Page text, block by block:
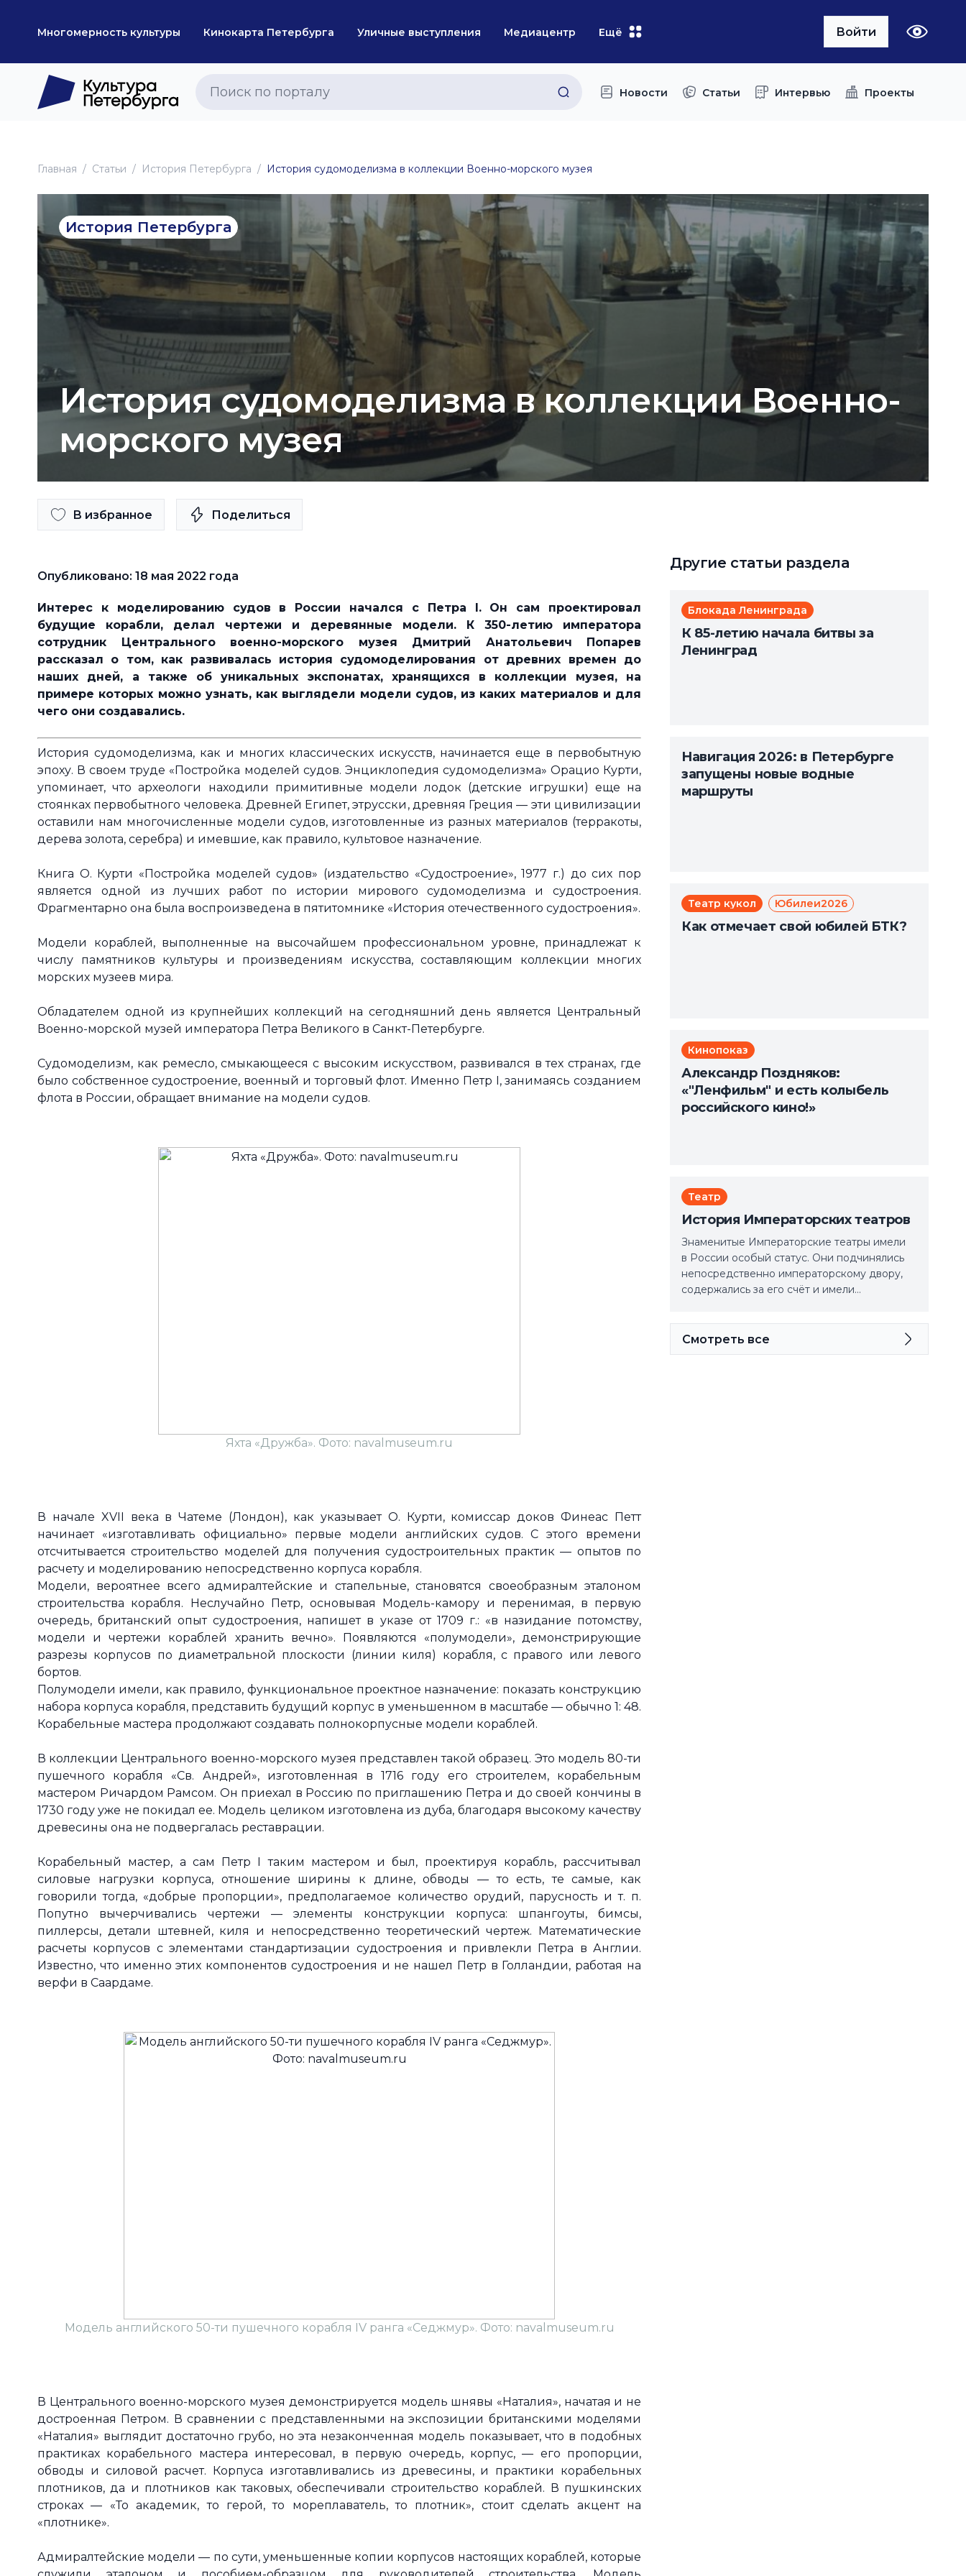
Многомерность культуры Кинокарта Петербурга Уличные выступления Медиацентр Ещё Войти
Новости Статьи Интервью Проекты
Главная Статьи История Петербурга История судомоделизма в коллекции Военно-морского музея
История Петербурга
История судомоделизма в коллекции Военно-
морского музея
В избранное Поделиться
Опубликовано: 18 мая 2022 года
Интерес к моделированию судов в России начался с Петра I. Он сам проектировал
будущие корабли, делал чертежи и деревянные модели. К 350-летию императора
сотрудник Центрального военно-морского музея Дмитрий Анатольевич Попарев
рассказал о том, как развивалась история судомоделирования от древних времен до
наших дней, а также об уникальных экспонатах, хранящихся в коллекции музея, на
примере которых можно узнать, как выглядели модели судов, из каких материалов и для
чего они создавались.
История судомоделизма, как и многих классических искусств, начинается еще в первобытную
эпоху. В своем труде «Постройка моделей судов. Энциклопедия судомоделизма» Орацио Курти,
упоминает, что археологи находили примитивные модели лодок (детские игрушки) еще на
стоянках первобытного человека. Древней Египет, этрусски, древняя Греция — эти цивилизации
оставили нам многочисленные модели судов, изготовленные из разных материалов (терракоты,
дерева золота, серебра) и имевшие, как правило, культовое назначение.
Книга О. Курти «Постройка моделей судов» (издательство «Судостроение», 1977 г.) до сих пор
является одной из лучших работ по истории мирового судомоделизма и судостроения.
Фрагментарно она была воспроизведена в пятитомнике «История отечественного судостроения».
Модели кораблей, выполненные на высочайшем профессиональном уровне, принадлежат к
числу памятников культуры и произведениям искусства, составляющим коллекции многих
морских музеев мира.
Обладателем одной из крупнейших коллекций на сегодняшний день является Центральный
Военно-морской музей императора Петра Великого в Санкт-Петербурге.
Судомоделизм, как ремесло, смыкающееся с высоким искусством, развивался в тех странах, где
было собственное судостроение, военный и торговый флот. Именно Петр I, занимаясь созданием
флота в России, обращает внимание на модели судов.
Яхта «Дружба». Фото: navalmuseum.ru
В начале XVII века в Чатеме (Лондон), как указывает О. Курти, комиссар доков Финеас Петт
начинает «изготавливать официально» первые модели английских судов. С этого времени
отсчитывается строительство моделей для получения судостроительных практик — опытов по
расчету и моделированию непосредственно корпуса корабля.
Модели, вероятнее всего адмиралтейские и стапельные, становятся своеобразным эталоном
строительства корабля. Неслучайно Петр, основывая Модель-камору и перенимая, в первую
очередь, британский опыт судостроения, напишет в указе от 1709 г.: «в назидание потомству,
модели и чертежи кораблей хранить вечно». Появляются «полумодели», демонстрирующие
разрезы корпусов по диаметральной плоскости (линии киля) корабля, с правого или левого
бортов.
Полумодели имели, как правило, функциональное проектное назначение: показать конструкцию
набора корпуса корабля, представить будущий корпус в уменьшенном в масштабе — обычно 1: 48.
Корабельные мастера продолжают создавать полнокорпусные модели кораблей.
В коллекции Центрального военно-морского музея представлен такой образец. Это модель 80-ти
пушечного корабля «Св. Андрей», изготовленная в 1716 году его строителем, корабельным
мастером Ричардом Рамсом. Он приехал в Россию по приглашению Петра и до своей кончины в
1730 году уже не покидал ее. Модель целиком изготовлена из дуба, благодаря высокому качеству
древесины она не подвергалась реставрации.
Корабельный мастер, а сам Петр I таким мастером и был, проектируя корабль, рассчитывал
силовые нагрузки корпуса, отношение ширины к длине, обводы — то есть, те самые, как
говорили тогда, «добрые пропорции», предполагаемое количество орудий, парусность и т. п.
Попутно вычерчивались чертежи — элементы конструкции корпуса: шпангоуты, бимсы,
пиллерсы, детали штевней, киля и непосредственно теоретический чертеж. Математические
расчеты корпусов с элементами стандартизации судостроения и привлекли Петра в Англии.
Известно, что именно этих компонентов судостроения и не нашел Петр в Голландии, работая на
верфи в Саардаме.
Модель английского 50-ти пушечного корабля IV ранга «Седжмур». Фото: navalmuseum.ru
В Центрального военно-морского музея демонстрируется модель шнявы «Наталия», начатая и не
достроенная Петром. В сравнении с представленными на экспозиции британскими моделями
«Наталия» выглядит достаточно грубо, но эта незаконченная модель показывает, что в подобных
практиках корабельного мастера интересовал, в первую очередь, корпус, — его пропорции,
обводы и силовой расчет. Корпуса изготавливались из древесины, и практики корабельных
плотников, да и плотников как таковых, обеспечивали строительство кораблей. В пушкинских
строках — «То академик, то герой, то мореплаватель, то плотник», стоит сделать акцент на
«плотнике».
Адмиралтейские модели — по сути, уменьшенные копии корпусов настоящих кораблей, которые
Другие статьи раздела
Блокада Ленинграда
К 85-летию начала битвы за
Ленинград
Навигация 2026: в Петербурге
запущены новые водные
маршруты
Театр кукол Юбилеи2026
Как отмечает свой юбилей БТК?
Кинопоказ
Александр Поздняков:
«"Ленфильм" и есть колыбель
российского кино!»
Театр
История Императорских театров
Знаменитые Императорские театры имели
в России особый статус. Они подчинялись
непосредственно императорскому двору,
содержались за его счёт и имели…
Смотреть все